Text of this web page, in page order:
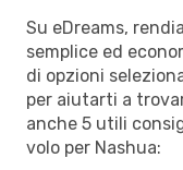
Su eDreams,
semplice ed
di opzioni
per aiutarti a
anche 5 utili
volo per Nashua: